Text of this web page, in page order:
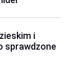
i
sprawdzone